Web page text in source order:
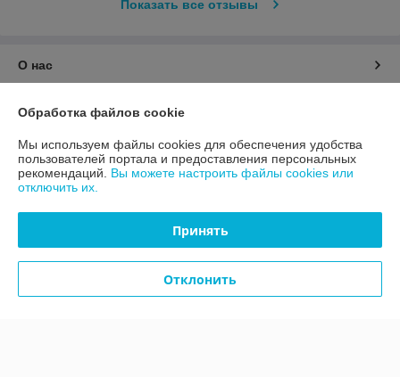
Показать все отзывы
О нас
Контакты
Доставка и оплата
График работы
Политика обработки cookies
Обработка файлов cookie
Мы используем файлы cookies для обеспечения удобства
пользователей портала и предоставления персональных
рекомендаций. Вы можете настроить файлы cookies или
отключить их.
Принять
Отклонить